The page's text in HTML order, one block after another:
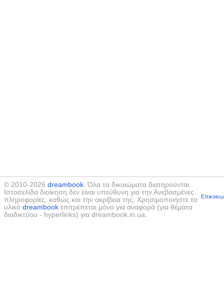
© 2010-2026 dreambook. Όλα τα δικαιώματα διατηρούνται.
Ιστοσελίδα διοίκηση δεν είναι υπεύθυνη για την Ανεβασμένες
πληροφορίες, καθώς και την ακρίβεια της. Χρησιμοποιήστε το
υλικό dreambook επιτρέπεται μόνο για αναφορά (για θέματα
διαδικτύου - hyperlinks) για dreambook.in.ua.